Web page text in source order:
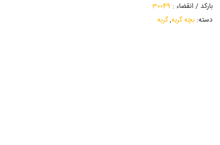
بارکد / انقضاء : 30049
دسته:بچه گربه,گربه